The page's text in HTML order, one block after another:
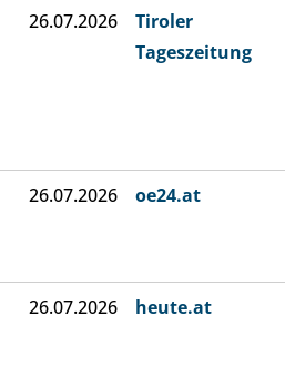
26.07.2026
Tiroler
Tageszeitung
26.07.2026 oe24.at
26.07.2026 heute.at